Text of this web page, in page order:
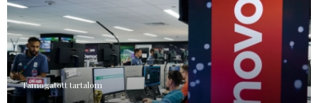
Támogatott tartalom